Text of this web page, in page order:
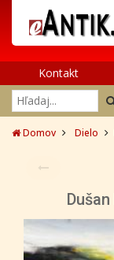
Kontakt
Domov Dielo